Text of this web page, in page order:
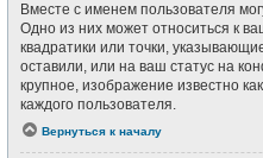
Вместе с именем пользователя
Одно из них может относиться к
квадратики или точки,
оставили, или на ваш статус на
крупное, изображение известно
каждого пользователя.
Вернуться к началу